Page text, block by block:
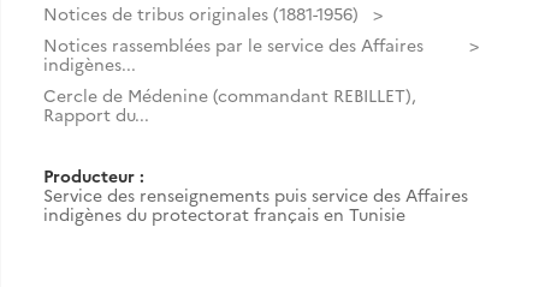
Notices de tribus originales (1881-1956)
Notices rassemblées par le service des Affaires
indigènes...
Cercle de Médenine (commandant REBILLET),
Rapport du...
Producteur :
Service des renseignements puis service des Affaires
indigènes du protectorat français en Tunisie